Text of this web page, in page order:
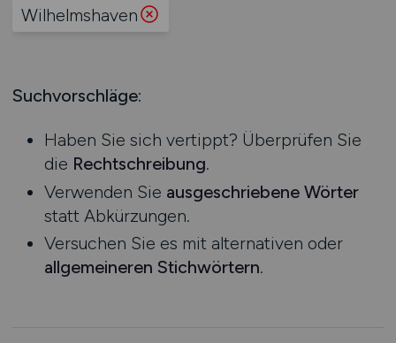
Prozessplanung / Steuerung
Supply Chain Management
Vertrieb / Verkauf / Handel
Zoll / Behörden
Sonstige
Praktikum
Hessen
Nordrhein-Westfalen
Saarland
Sachsen
Sachsen-Anhalt
Schleswig-Holstein
Thüringen
Deutschlandweit
Wilhelmshaven
Suchvorschläge:
Haben Sie sich vertippt? Überprüfen Sie
die Rechtschreibung.
Verwenden Sie ausgeschriebene Wörter
statt Abkürzungen.
Versuchen Sie es mit alternativen oder
allgemeineren Stichwörtern.